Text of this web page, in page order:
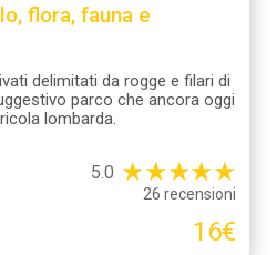
flora, fauna e
delimitati da rogge e filari di
parco che ancora oggi
lombarda.
5.0 ★★★★★
26 recensioni
16€